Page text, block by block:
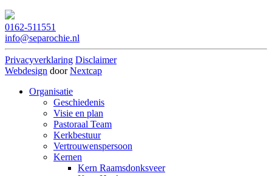
0162-511551
info@separochie.nl
Privacyverklaring Disclaimer
Webdesign doorNextcap
Organisatie
Geschiedenis
Visie en plan
Pastoraal Team
Kerkbestuur
Vertrouwenspersoon
Kernen
Kern Raamsdonksveer